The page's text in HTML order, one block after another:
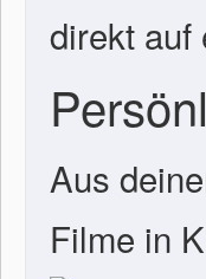
direkt auf
Aus
Filme in